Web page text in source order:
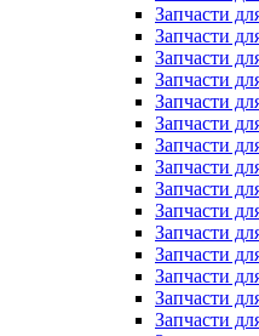
Запчасти
Запчасти
Запчасти
Запчасти
Запчасти
Запчасти
Запчасти
Запчасти
Запчасти
Запчасти
Запчасти
Запчасти
Запчасти
Запчасти
Запчасти